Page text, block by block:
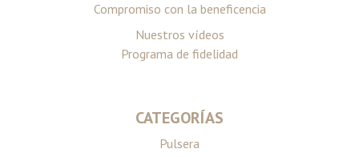
Compromiso con la beneficencia
Nuestros vídeos
Programa de fidelidad
CATEGORÍAS
Pulsera